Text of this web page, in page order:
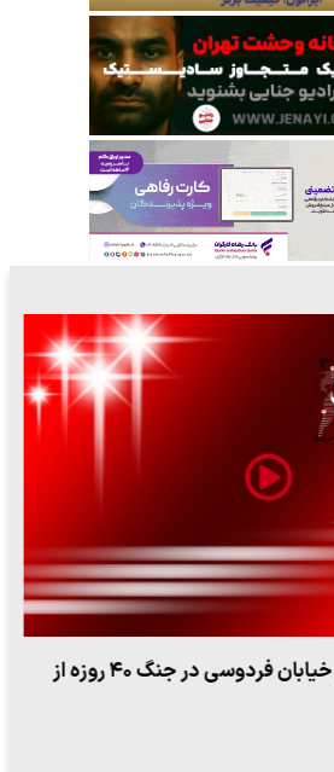
ببینید| لحظه بمباران خیابان فردوسی در جنگ ۴۰ روزه از